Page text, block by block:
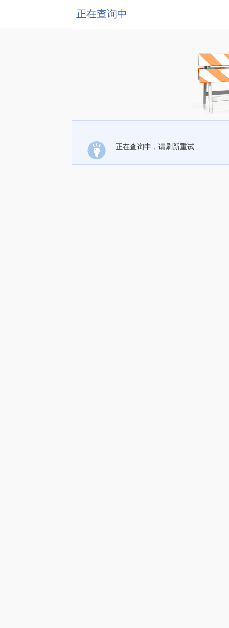
正在查询中
正在查询中，请刷新重试